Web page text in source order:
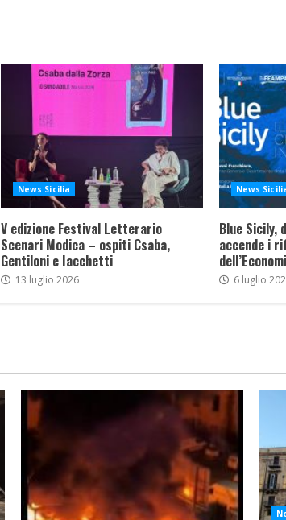
News Sicilia
V edizione Festival Letterario
Scenari Modica – ospiti Csaba,
Gentiloni e Iacchetti
13 luglio 2026
News
Blue Sicily,
accende i
6 luglio